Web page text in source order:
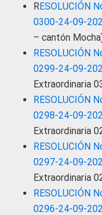
RESOLUCIÓN
0300-24-09-
– cantón
RESOLUCIÓN
0299-24-09-
Extraordinaria
RESOLUCIÓN
0298-24-09-
Extraordinaria
RESOLUCIÓN
0297-24-09-
Extraordinaria
RESOLUCIÓN
0296-24-09-